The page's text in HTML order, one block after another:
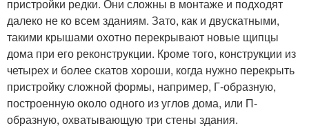
пристройки редки. Они сложны в монтаже и подходят
далеко не ко всем зданиям. Зато, как и двускатными,
такими крышами охотно перекрывают новые щипцы
дома при его реконструкции. Кроме того, конструкции из
четырех и более скатов хороши, когда нужно перекрыть
пристройку сложной формы, например, Г-образную,
построенную около одного из углов дома, или П-
образную, охватывающую три стены здания.